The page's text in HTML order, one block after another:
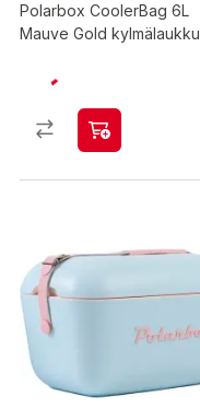
Polarbox CoolerBag 6L
Mauve Gold kylmälaukku